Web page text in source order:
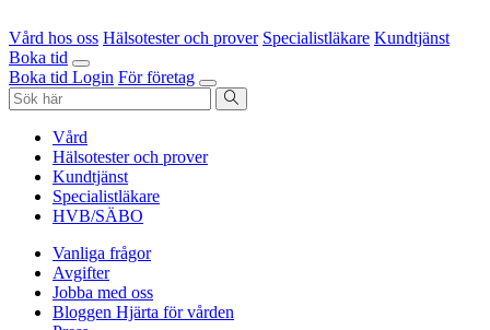
Vård hos oss Hälsotester och prover Specialistläkare Kundtjänst
Boka tid
Boka tid Login För företag
Vård
Hälsotester och prover
Kundtjänst
Specialistläkare
HVB/SÄBO
Vanliga frågor
Avgifter
Jobba med oss
Bloggen Hjärta för vården